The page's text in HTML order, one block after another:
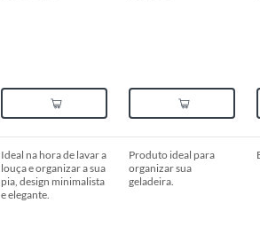
Ideal na hora de lavar a
louça e organizar a sua
pia, design minimalista
e elegante.
Produto ideal para
organizar sua
geladeira.